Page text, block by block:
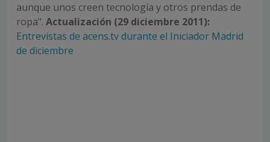
aunque unos creen tecnología y otros prendas de
ropa". Actualización (29 diciembre 2011):
Entrevistas de acens.tv durante el Iniciador Madrid
de diciembre